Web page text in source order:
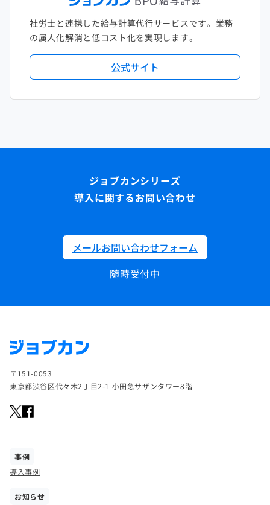
社労士と連携した給与計算代行サービスです。業務
の属人化解消と低コスト化を実現します。
公式サイト
導入に関するお問い合わせ
メールお問い合わせフォーム
随時受付中
〒151-0053
東京都渋谷区代々木2丁目2-1 小田急サザンタワー8階
事例
導入事例
お知らせ